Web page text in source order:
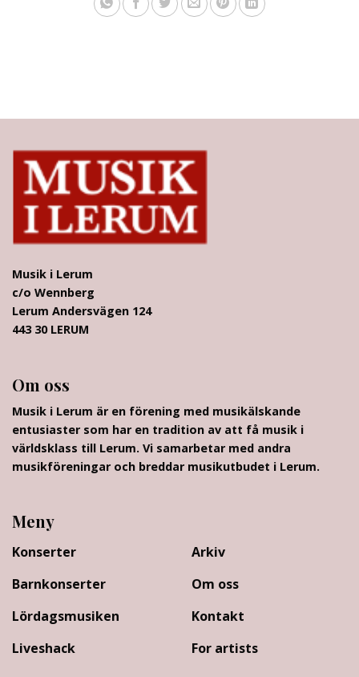
Musik i Lerum
c/o Wennberg
Lerum Andersvägen 124
443 30 LERUM
Om oss
Musik i Lerum är en förening med musikälskande
entusiaster som har en tradition av att få musik i
världsklass till Lerum. Vi samarbetar med andra
musikföreningar och breddar musikutbudet i Lerum.
Meny
Konserter
Barnkonserter
Lördagsmusiken
Liveshack
Arkiv
Om oss
Kontakt
For artists